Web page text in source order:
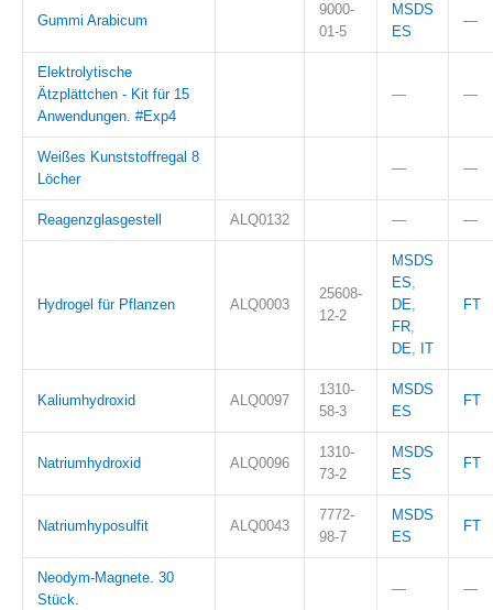
Gummi Arabicum
9000-
01-5
MSDS
ES
—
Elektrolytische
Ätzplättchen - Kit für 15
Anwendungen. #Exp4
— —
Weißes Kunststoffregal 8
Löcher
— —
Reagenzglasgestell ALQ0132 — —
Hydrogel für Pflanzen ALQ0003
25608-
12-2
MSDS
ES,
DE,
FR,
DE, IT
FT
Kaliumhydroxid ALQ0097
1310-
58-3
MSDS
ES
FT
Natriumhydroxid ALQ0096
1310-
73-2
MSDS
ES
FT
Natriumhyposulfit ALQ0043
7772-
98-7
MSDS
ES
FT
Neodym-Magnete. 30
Stück.
— —